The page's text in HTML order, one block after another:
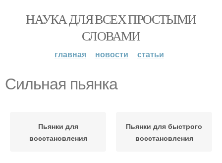
НАУКА ДЛЯ ВСЕХ ПРОСТЫМИ
СЛОВАМИ
главная новости статьи
Сильная пьянка
Пьянки для
восстановления
Пьянки для быстрого
восстановления